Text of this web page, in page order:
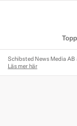
Schibsted News Media
Läs mer här